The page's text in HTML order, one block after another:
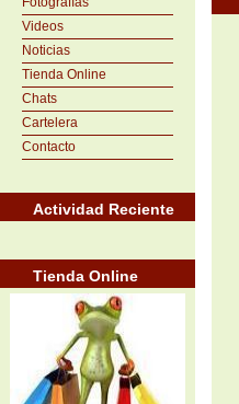
Videos
Noticias
Tienda Online
Chats
Cartelera
Contacto
Actividad Reciente
Tienda Online